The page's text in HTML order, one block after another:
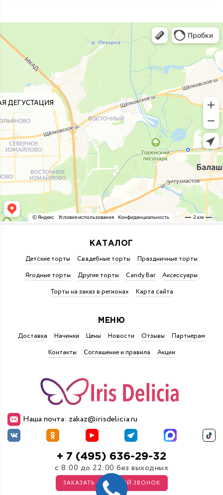
Наша почта: zakaz@irisdelicia.ru
+ 7 (495) 636-29-32
с 8:00 до 22:00 без выходных
ЗАКАЗАТЬ ОБРАТНЫЙ ЗВОНОК
КАТАЛОГ
Детские торты Свадебные торты
Праздничные торты
Ягодные торты
Другие торты Candy Bar
Аксессуары
Торты на заказ в регионах
Карта сайта
МЕНЮ
Доставка Начинки Цены Новости Отзывы
Партнерам
Контакты
Соглашение и правила Акции